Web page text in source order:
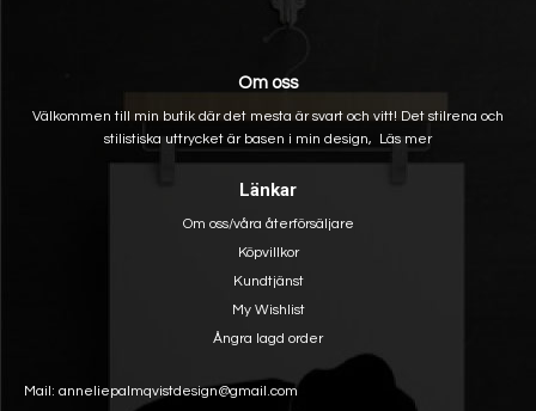
Om oss
Välkommen till min butik där det mesta är svart och vitt! Det stilrena och
stilistiska uttrycket är basen i min design, Läs mer
Länkar
Om oss/våra återförsäljare
Köpvillkor
Kundtjänst
My Wishlist
Ångra lagd order
Mail: anneliepalmqvistdesign@gmail.com